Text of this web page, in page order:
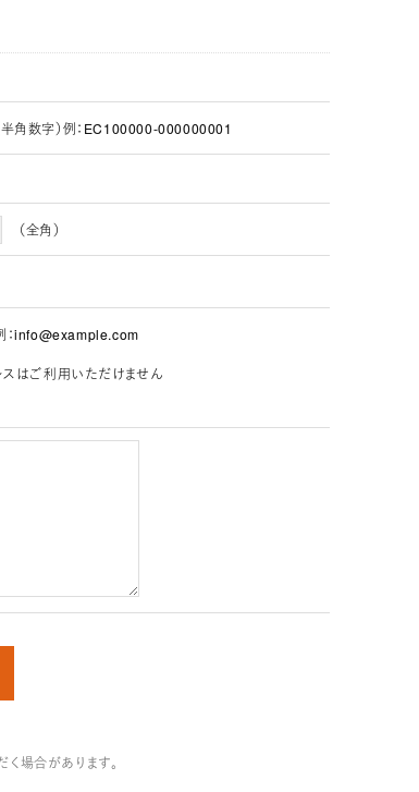
半角数字）例：EC100000-000000001
（全角）
：info@example.com
スはご利用いただけません
場合があります。